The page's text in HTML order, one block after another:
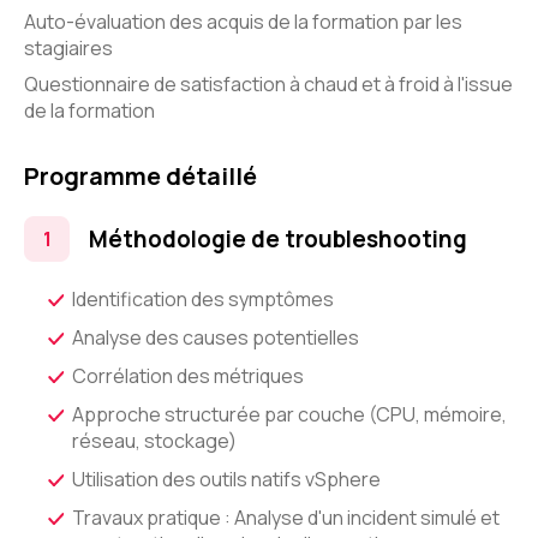
Auto-évaluation des acquis de la formation par les
stagiaires
Questionnaire de satisfaction à chaud et à froid à l'issue
de la formation
Programme détaillé
Méthodologie de troubleshooting
Identification des symptômes
Analyse des causes potentielles
Corrélation des métriques
Approche structurée par couche (CPU, mémoire,
réseau, stockage)
Utilisation des outils natifs vSphere
Travaux pratique : Analyse d'un incident simulé et